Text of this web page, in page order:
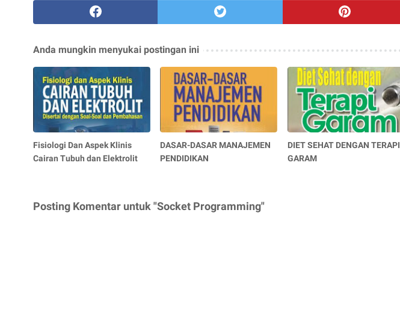
Anda mungkin menyukai postingan ini
Fisiologi Dan Aspek Klinis
Cairan Tubuh dan Elektrolit
DASAR-DASAR MANAJEMEN
PENDIDIKAN
DIET SEHAT DENGAN TERAPI
GARAM
Posting Komentar untuk "Socket Programming"